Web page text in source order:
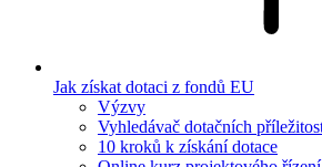
Jak získat dotaci z fondů EU
Výzvy
Vyhledávač dotačních
10 kroků k získání dotace